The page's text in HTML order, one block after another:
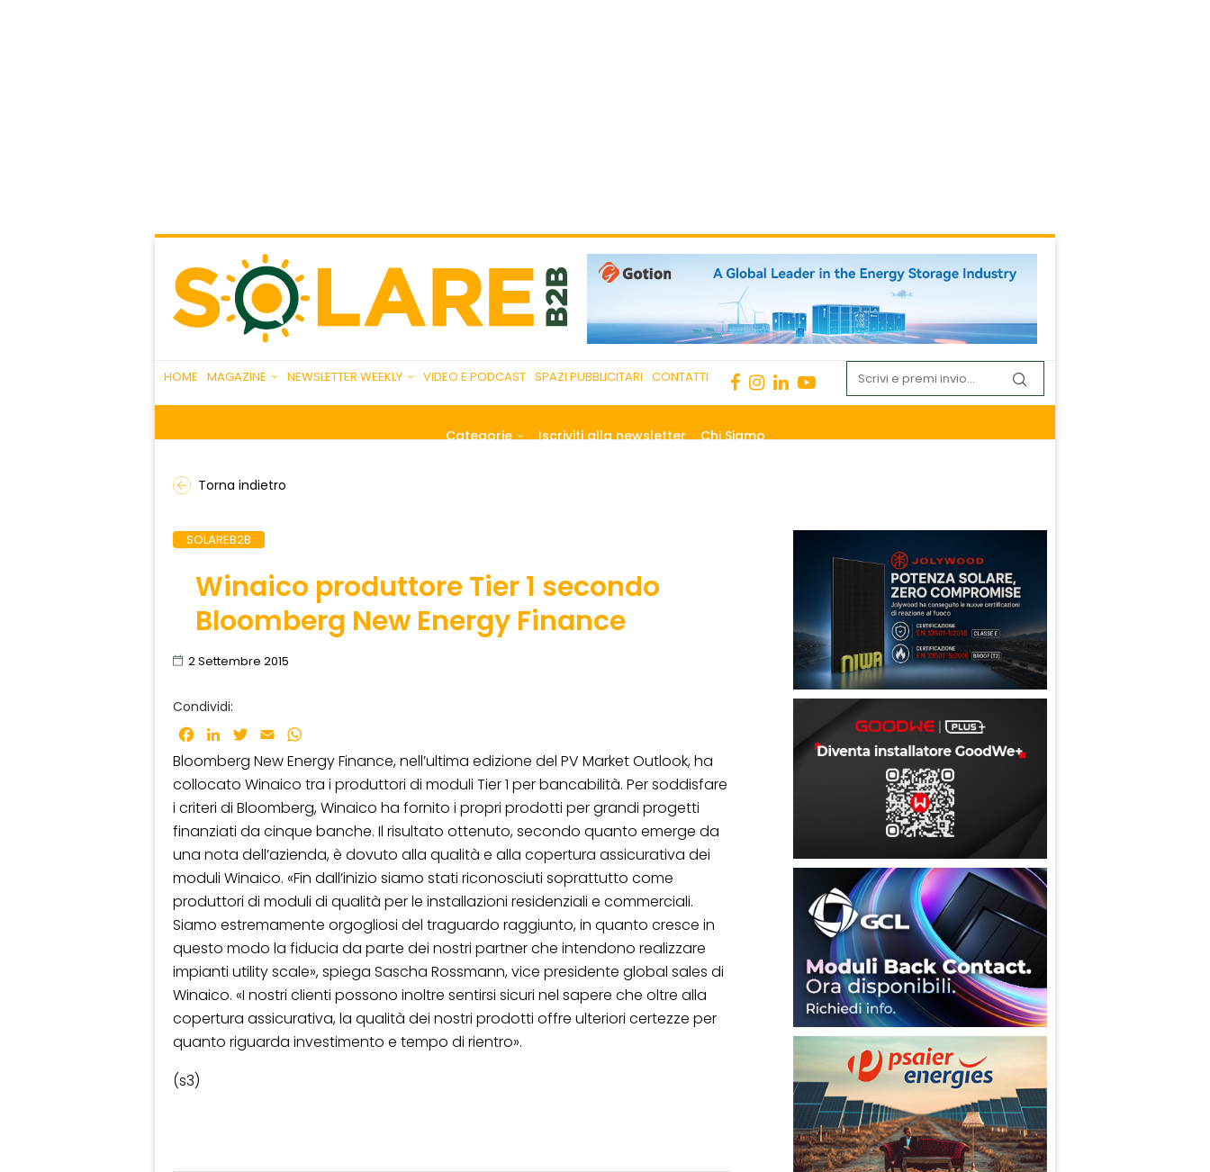
HOME MAGAZINE NEWSLETTER WEEKLY VIDEO E PODCAST SPAZI PUBBLICITARI CONTATTI
Categorie Iscriviti alla newsletter Chi Siamo
Torna indietro
SOLAREB2B
Winaico produttore Tier 1 secondo
Bloomberg New Energy Finance
2 Settembre 2015
Condividi:
Facebook
LinkedInTwitter
Email
Bloomberg New Energy Finance, nell’ultima edizione del PV Market Outlook, ha
collocato Winaico tra i produttori di moduli Tier 1 per bancabilità. Per soddisfare
i criteri di Bloomberg, Winaico ha fornito i propri prodotti per grandi progetti
finanziati da cinque banche. Il risultato ottenuto, secondo quanto emerge da
una nota dell’azienda, è dovuto alla qualità e alla copertura assicurativa dei
moduli Winaico. «Fin dall’inizio siamo stati riconosciuti soprattutto come
produttori di moduli di qualità per le installazioni residenziali e commerciali.
Siamo estremamente orgogliosi del traguardo raggiunto, in quanto cresce in
questo modo la fiducia da parte dei nostri partner che intendono realizzare
impianti utility scale», spiega Sascha Rossmann, vice presidente global sales di
Winaico. «I nostri clienti possono inoltre sentirsi sicuri nel sapere che oltre alla
copertura assicurativa, la qualità dei nostri prodotti offre ulteriori certezze per
quanto riguarda investimento e tempo di rientro».
(s3)